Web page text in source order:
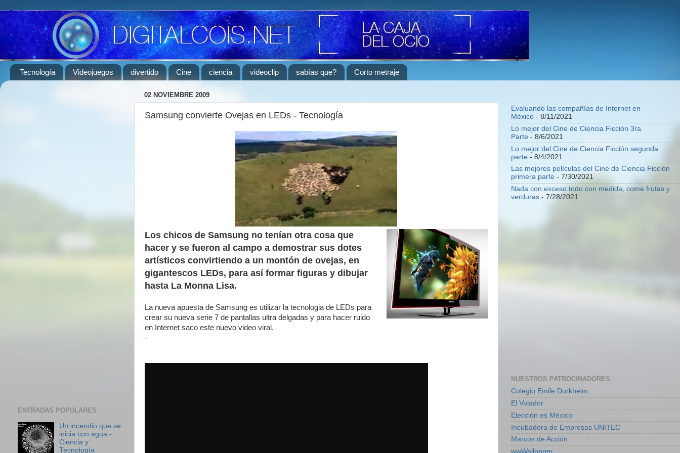
Tecnología Videojuegos divertido Cine ciencia videoclip sabías que? Corto metraje
02 NOVIEMBRE 2009
Samsung convierte Ovejas en LEDs - Tecnología
Los chicos de Samsung no tenían otra cosa que
hacer y se fueron al campo a demostrar sus dotes
artísticos convirtiendo a un montón de ovejas, en
gigantescos LEDs, para así formar figuras y dibujar
hasta La Monna Lisa.
La nueva apuesta de Samsung es utilizar la tecnologia de LEDs para
crear su nueva serie 7 de pantallas ultra delgadas y para hacer ruido
en Internet saco este nuevo video viral.
-
ENTRADAS POPULARES
Un incendio que se
inicia con agua -
Ciencia y
Tecnología
Evaluando las compañías de Internet en
México - 8/11/2021
Lo mejor del Cine de Ciencia Ficción 3ra
Parte - 8/6/2021
Lo mejor del Cine de Ciencia Ficción segunda
parte - 8/4/2021
Las mejores películas del Cine de Ciencia Ficción
primera parte - 7/30/2021
Nada con exceso todo con medida, come frutas y
verduras - 7/28/2021
NUESTROS PATROCINADORES
Colegio Emile Durkheim
El Volador
Elección es México
Incubadora de Empresas UNITEC
Marcos de Acción
wwWallpaper